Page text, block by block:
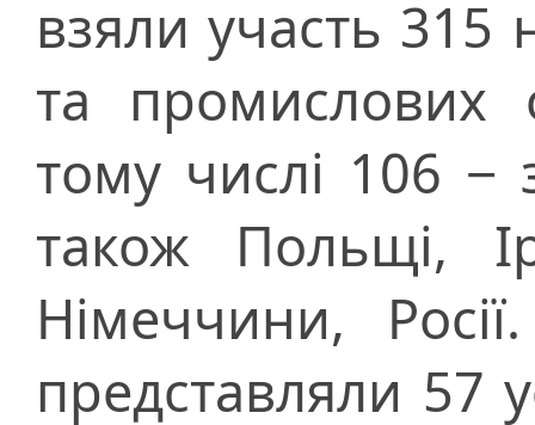
взяли участь 315
та промислових
тому числі 106 −
також Польщі,
Німеччини,
представляли 57